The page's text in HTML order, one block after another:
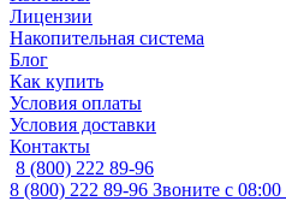
Лицензии
Накопительная система
Блог
Как купить
Условия оплаты
Условия доставки
Контакты
8 (800) 222 89-96
8 (800) 222 89-96 Звоните с